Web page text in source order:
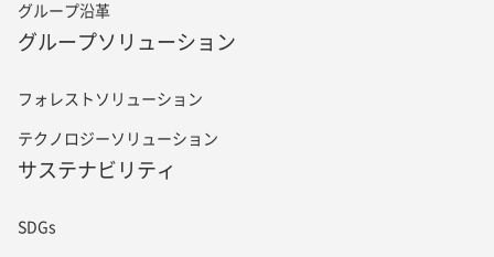
グループ沿革
グループソリューション
フォレストソリューション
テクノロジーソリューション
サステナビリティ
SDGs